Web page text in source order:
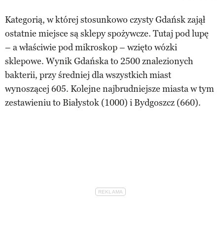
Kategorią, w której stosunkowo czysty Gdańsk zajął
ostatnie miejsce są sklepy spożywcze. Tutaj pod lupę
– a właściwie pod mikroskop – wzięto wózki
sklepowe. Wynik Gdańska to 2500 znalezionych
bakterii, przy średniej dla wszystkich miast
wynoszącej 605. Kolejne najbrudniejsze miasta w tym
zestawieniu to Białystok (1000) i Bydgoszcz (660).